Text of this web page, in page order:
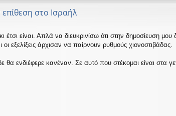
στο Ισραήλ
έτσι είναι. Απλά να διευκρινίσω ότι στην δημοσίευση
εξελίξεις άρχισαν να παίρνουν ρυθμούς χιονοστιβάδας.
θα ενδιέφερε κανέναν. Σε αυτό που στέκομαι είναι στα